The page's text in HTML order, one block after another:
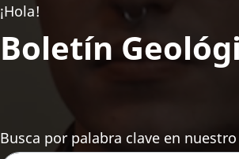
¡Hola!
Boletín
Busca por palabra clave en